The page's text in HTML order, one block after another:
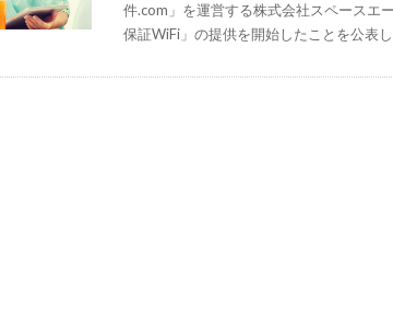
件.com」を運営する株式会社スペースエ
保証WiFi」の提供を開始したことを公表し